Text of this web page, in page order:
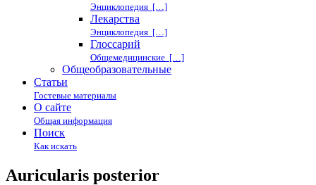
Энциклопедия […]
Лекарства
Энциклопедия […]
Глоссарий
Общемедицинские […]
Общеобразовательные
Статьи
Гостевые материалы
О сайте
Общая информация
Поиск
Как искать
Auricularis posterior